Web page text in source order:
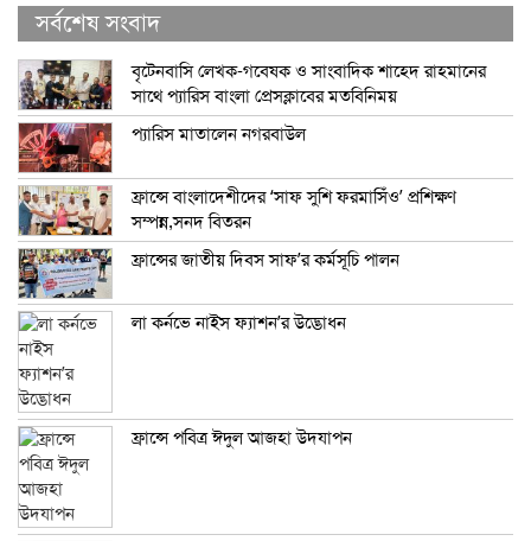
সর্বশেষ সংবাদ
বৃটেনবাসি লেখক-গবেষক ও সাংবাদিক শাহেদ রাহমানের
সাথে প্যারিস বাংলা প্রেসক্লাবের মতবিনিময়
প্যারিস মাতালেন নগরবাউল
ফ্রান্সে বাংলাদেশীদের ‘সাফ সুশি ফরমাসিঁও’ প্রশিক্ষণ
সম্পন্ন,সনদ বিতরন
ফ্রান্সের জাতীয় দিবস সাফ’র কর্মসূচি পালন
লা কর্নভে নাইস ফ্যাশন’র উদ্ভোধন
ফ্রান্সে পবিত্র ঈদুল আজহা উদযাপন